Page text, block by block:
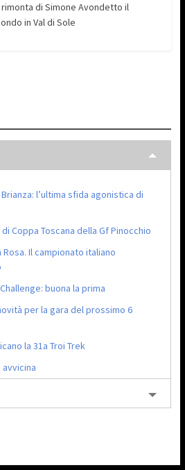
di Simone Avondetto il
in Val di Sole
l’ultima sfida agonistica di
Coppa Toscana della Gf Pinocchio
Rosa. Il campionato italiano
buona la prima
per la gara del prossimo 6
la 31a Troi Trek